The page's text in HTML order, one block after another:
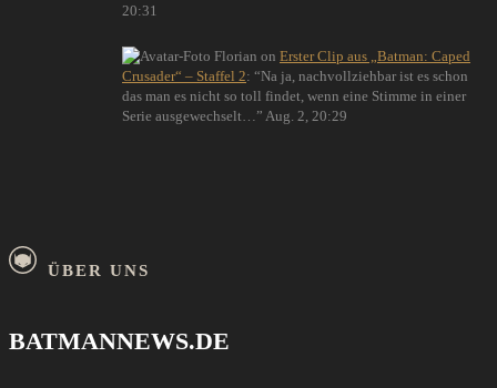
20:31
Florian on Erster Clip aus „Batman: Caped
Crusader“ – Staffel 2: “Na ja, nachvollziehbar ist es schon
das man es nicht so toll findet, wenn eine Stimme in einer
Serie ausgewechselt… ” Aug. 2, 20:29
ÜBER UNS
BATMANNEWS.DE